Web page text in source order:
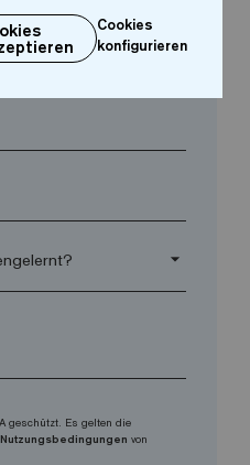
arrow_drop_down
arrow_drop_down
geschützt. Es gelten die
Nutzungsbedingungen von
Cookies
konfigurieren